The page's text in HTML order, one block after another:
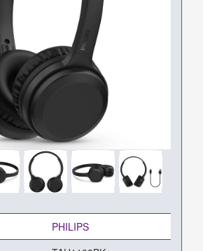
PHILIPS